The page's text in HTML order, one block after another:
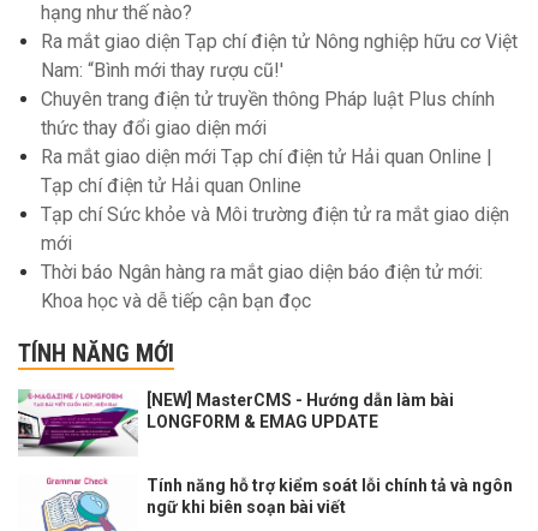
hạng như thế nào?
Ra mắt giao diện Tạp chí điện tử Nông nghiệp hữu cơ Việt
Nam: “Bình mới thay rượu cũ!'
Chuyên trang điện tử truyền thông Pháp luật Plus chính
thức thay đổi giao diện mới
Ra mắt giao diện mới Tạp chí điện tử Hải quan Online |
Tạp chí điện tử Hải quan Online
Tạp chí Sức khỏe và Môi trường điện tử ra mắt giao diện
mới
Thời báo Ngân hàng ra mắt giao diện báo điện tử mới:
Khoa học và dễ tiếp cận bạn đọc
TÍNH NĂNG MỚI
[NEW] MasterCMS - Hướng dẫn làm bài
LONGFORM & EMAG UPDATE
Tính năng hỗ trợ kiểm soát lỗi chính tả và ngôn
ngữ khi biên soạn bài viết